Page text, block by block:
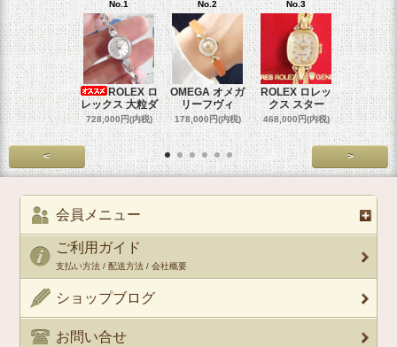
No.1
ROLEX ロ
レックス 大粒ダ
728,000円(内税)
No.2
OMEGA オメガ
リーフヴィ
178,000円(内税)
No.3
ROLEX ロレッ
クス スター
468,000円(内税)
No.4
ROLEX
クス
458,000円
< >
会員メニュー
ご利用ガイド
支払い方法 / 配送方法 / 会社概要
ショップブログ
お問い合せ